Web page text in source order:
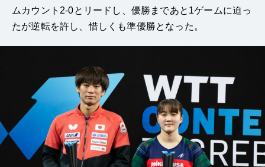
ムカウント2-0とリードし、優勝まであと1ゲームに迫っ
たが逆転を許し、惜しくも準優勝となった。